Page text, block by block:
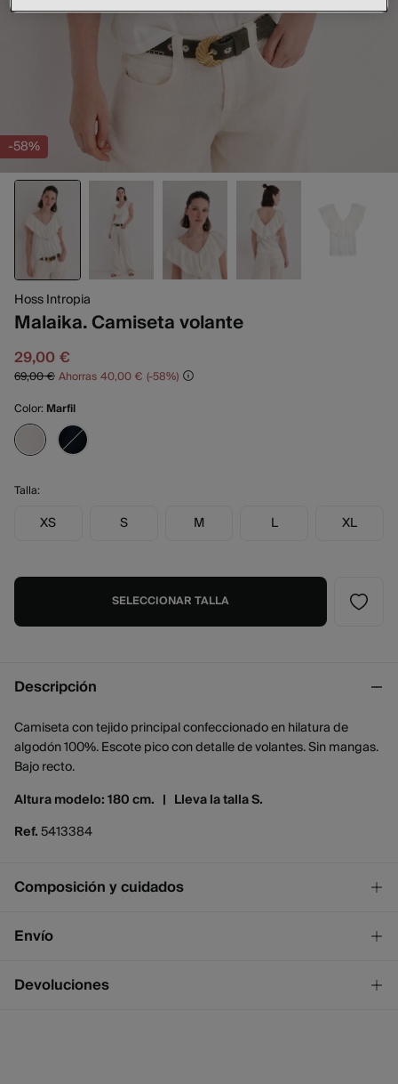
-58%
Hoss Intropia
Malaika. Camiseta volante
29,00 €
69,00 €Ahorras40,00 €
58
Color: Marfil
Talla:
XS S M L XL
SELECCIONAR TALLA
Descripción
Camiseta con tejido principal confeccionado en hilatura de
algodón 100%. Escote pico con detalle de volantes. Sin mangas.
Bajo recto.
Altura modelo: 180 cm. | Lleva la talla S.
Ref.5413384
Composición y cuidados
Composición
Envío
Envío a tienda
¡GRATIS!
Devoluciones